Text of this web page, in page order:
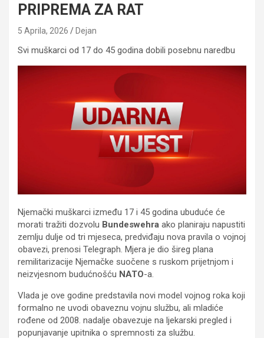
PRIPREMA ZA RAT
5 Aprila, 2026 Dejan
Svi muškarci od 17 do 45 godina dobili posebnu naredbu
Njemački muškarci između 17 i 45 godina ubuduće će
morati tražiti dozvolu Bundeswehra ako planiraju napustiti
zemlju dulje od tri mjeseca, predviđaju nova pravila o vojnoj
obavezi, prenosi Telegraph. Mjera je dio šireg plana
remilitarizacije Njemačke suočene s ruskom prijetnjom i
neizvjesnom budućnošću NATO-a.
Vlada je ove godine predstavila novi model vojnog roka koji
formalno ne uvodi obaveznu vojnu službu, ali mladiće
rođene od 2008. nadalje obavezuje na ljekarski pregled i
popunjavanje upitnika o spremnosti za službu.